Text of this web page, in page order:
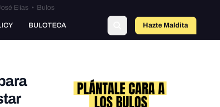
Elías• Bulos
BULOTECA Hazte Maldito